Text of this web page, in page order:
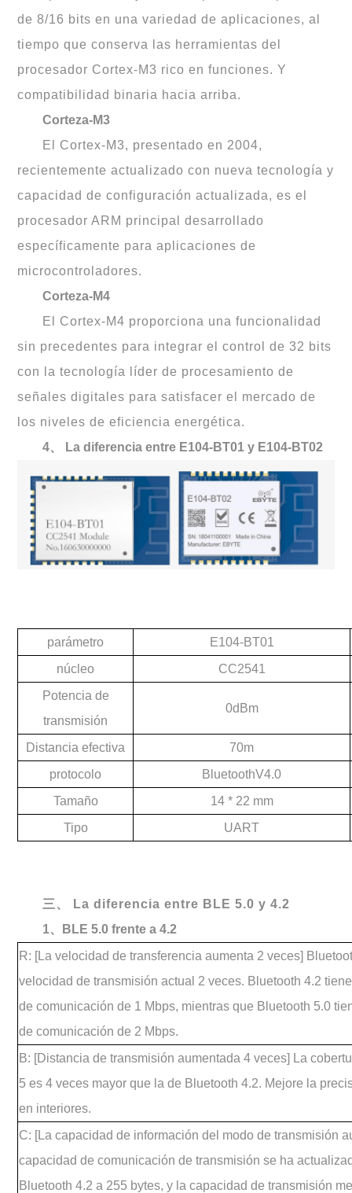
de 8/16 bits en una variedad de aplicaciones, al
tiempo que conserva las herramientas del
procesador Cortex-M3 rico en funciones. Y
compatibilidad binaria hacia arriba.
Corteza-M3
El Cortex-M3, presentado en 2004,
recientemente actualizado con nueva tecnología y
capacidad de configuración actualizada, es el
procesador ARM principal desarrollado
específicamente para aplicaciones de
microcontroladores.
Corteza-M4
El Cortex-M4 proporciona una funcionalidad
sin precedentes para integrar el control de 32 bits
con la tecnología líder de procesamiento de
señales digitales para satisfacer el mercado de
los niveles de eficiencia energética.
4、
La diferencia entre E104-BT01 y E104-BT02
parámetro
E104-BT01
núcleo
CC2541
Potencia de
transmisión
0dBm
Distancia efectiva
70m
protocolo
BluetoothV4.0
Tamaño
14 * 22 mm
Tipo
UART
三、 La diferencia entre BLE 5.0 y 4.2
1、BLE 5.0 frente a 4.2
R: [La velocidad de transferencia aumenta 2 veces]
velocidad de transmisión actual 2 veces. Bluetooth 4.2
de comunicación de 1 Mbps, mientras que Bluetooth 5.0
de comunicación de 2 Mbps.
B: [Distancia de transmisión aumentada 4 veces] La
5 es 4 veces mayor que la de Bluetooth 4.2. Mejore la
en interiores.
C: [La capacidad de información del modo de transmisión
capacidad de comunicación de transmisión se ha
Bluetooth 4.2 a 255 bytes, y la capacidad de transmisión